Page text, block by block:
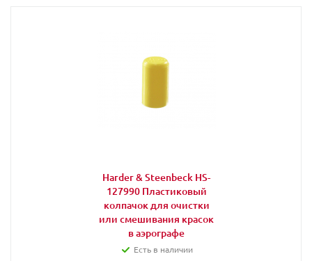
Harder & Steenbeck HS-
127990 Пластиковый
колпачок для очистки
или смешивания красок
в аэрографе
Есть в наличии